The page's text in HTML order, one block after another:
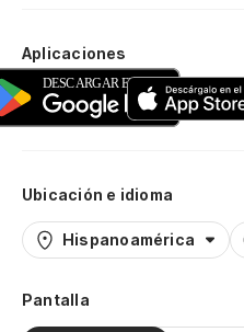
Aplicaciones
Ubicación e idioma
Hispanoamérica
Pantalla